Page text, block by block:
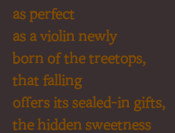
as perfect
as a violin newly
born of the treetops,
that falling
offers its sealed-in gifts,
the hidden sweetness